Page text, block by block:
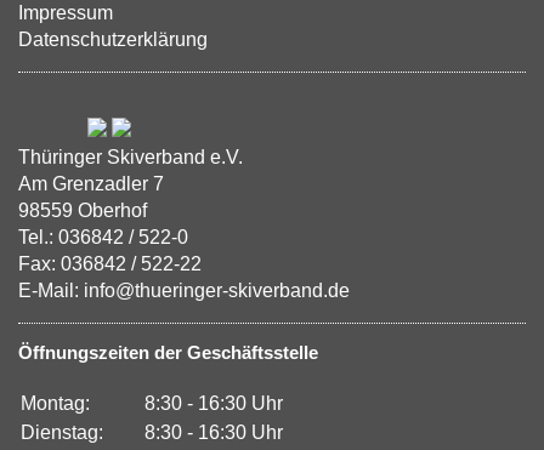
Impressum
Datenschutzerklärung
Thüringer Skiverband e.V.
Am Grenzadler 7
98559 Oberhof
Tel.: 036842 / 522-0
Fax: 036842 / 522-22
E-Mail: info@thueringer-skiverband.de
Öffnungszeiten der Geschäftsstelle
Montag:
8:30 - 16:30 Uhr
Dienstag:
8:30 - 16:30 Uhr